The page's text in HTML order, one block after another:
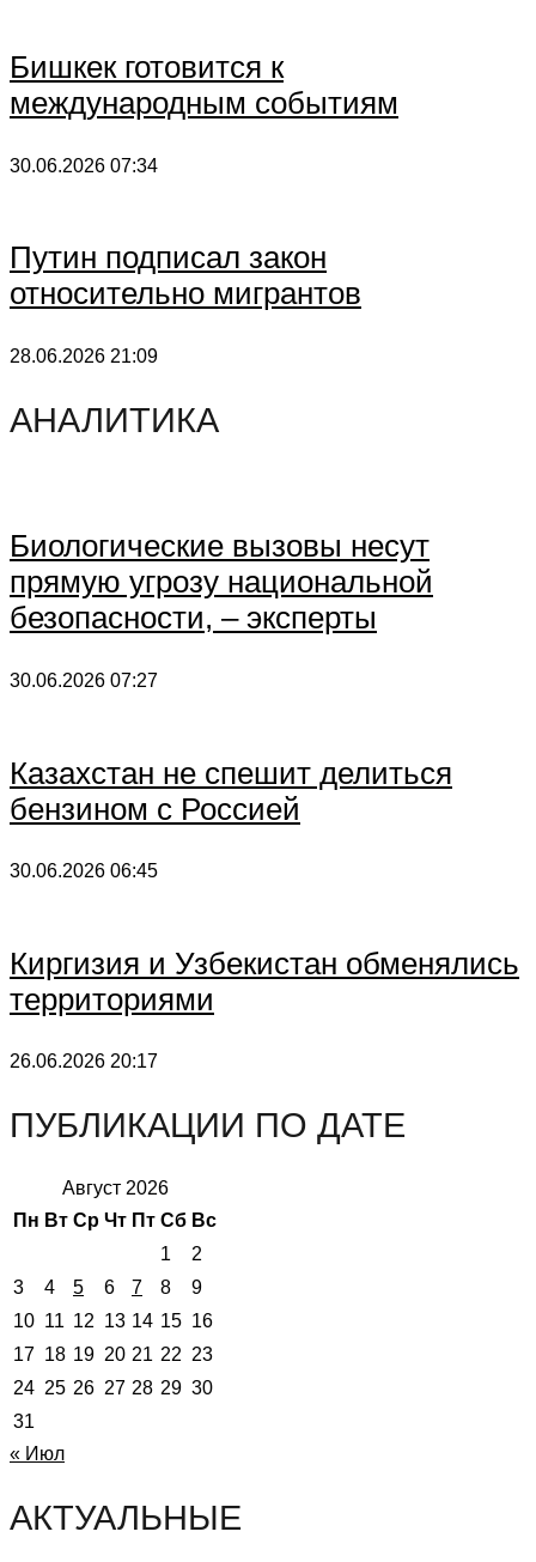
Бишкек готовится к
международным событиям
30.06.2026 07:34
Путин подписал закон
относительно мигрантов
28.06.2026 21:09
АНАЛИТИКА
Биологические вызовы несут
прямую угрозу национальной
безопасности, – эксперты
30.06.2026 07:27
Казахстан не спешит делиться
бензином с Россией
30.06.2026 06:45
Киргизия и Узбекистан обменялись
территориями
26.06.2026 20:17
ПУБЛИКАЦИИ ПО ДАТЕ
Август 2026
Пн Вт Ср Чт Пт Сб Вс
1
2
3
4 5 6 7 8
9
10 11 12 13 14 15 16
17 18 19 20 21 22 23
24 25 26 27 28 29 30
31
« Июл
АКТУАЛЬНЫЕ